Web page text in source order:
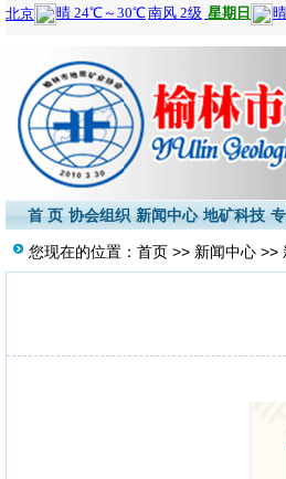
首 页 协会组织 新闻中心 地矿科技
您现在的位置： 首页 >> 新闻中心 >>